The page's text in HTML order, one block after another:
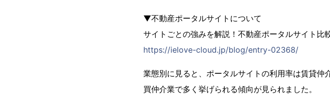
▼不動産ポータルサイトについて
サイトごとの強みを解説！不動産ポータルサイト比
https://ielove-cloud.jp/blog/entry-02368/
業態別に見ると、ポータルサイトの利用率は賃貸
買仲介業で多く挙げられる傾向が見られました。